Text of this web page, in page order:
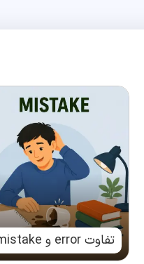
تفاوت error و mistake چیست؟